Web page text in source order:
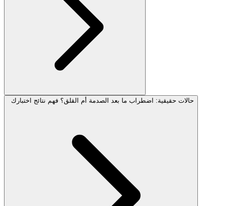
حالات حقيقية: اضطراب ما بعد الصدمة أم القلق؟ فهم نتائج اختبارك